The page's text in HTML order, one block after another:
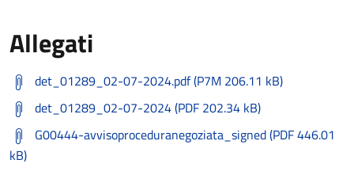
Allegati
det_01289_02-07-2024.pdf (P7M 206.11 kB)
det_01289_02-07-2024 (PDF 202.34 kB)
G00444-avvisoproceduranegoziata_signed (PDF 446.01
kB)